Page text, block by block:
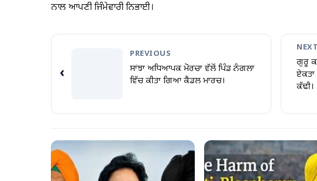
ਨਾਲ ਆਪਣੀ ਜਿੰਮੇਵਾਰੀ ਨਿਭਾਈ।
‹
PREVIOUS
ਸਾਂਝਾ ਅਧਿਆਪਕ ਮੋਰਚਾ ਵੱਲੋਂ ਪਿੰਡ ਨੰਗਲਾ
ਵਿੱਚ ਕੀਤਾ ਗਿਆ ਕੈਂਡਲ ਮਾਰਚ।
NEXT
ਗੁਰੂ
ਕੱਢੀ।